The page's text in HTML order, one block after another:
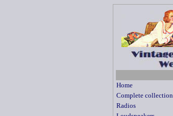
Home
Complete collection
Radios